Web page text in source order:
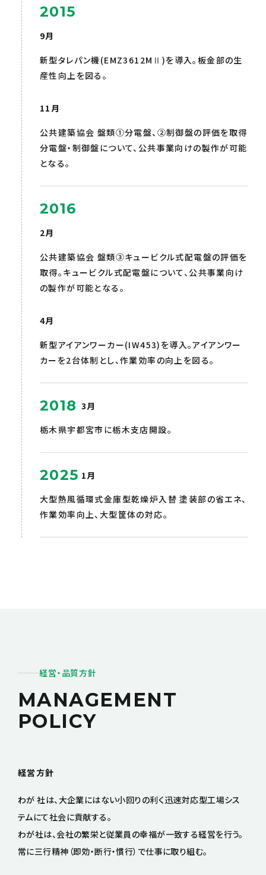
2015
9月
新型タレパン機(EMZ3612MⅡ)を導入。板金部の生
産性向上を図る。
11月
公共建築協会 盤類①分電盤、②制御盤の評価を取得
分電盤・制御盤について、公共事業向けの製作が可能
となる。
2016
2月
公共建築協会 盤類③キュービクル式配電盤の評価を
取得。キュービクル式配電盤について、公共事業向け
の製作が可能となる。
4月
新型アイアンワーカー(IW453)を導入。アイアンワー
カーを2台体制とし、作業効率の向上を図る。
2018 3月
栃木県宇都宮市に栃木支店開設。
2025 1月
大型熱風循環式金庫型乾燥炉入替 塗装部の省エネ、
作業効率向上、大型筐体の対応。
経営・品質方針
MANAGEMENT
POLICY
経営方針
わが 社は、大企業にはない小回りの利く迅速対応型工場シス
テムにて社会に貢献する。
わが社は、会社の繁栄と従業員の幸福が一致する経営を行う。
常に三行精神（即効・断行・慣行）で仕事に取り組む。